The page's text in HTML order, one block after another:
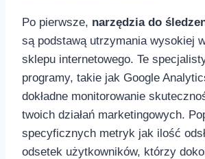
Po pierwsze, narzędzia ​do
są podstawą utrzymania​ wysokiej
sklepu internetowego. Te
programy, takie jak Google
⁢dokładne monitorowanie
twoich działań marketingowych.
specyficznych ‌metryk jak⁣ ilość
odsetek⁣ użytkowników, którzy